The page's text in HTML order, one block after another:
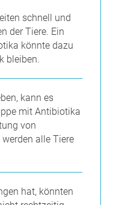
schnell und
der Tiere. Ein
könnte dazu
bleiben.
kann es
mit Antibiotika
von
alle Tiere
hat, könnten